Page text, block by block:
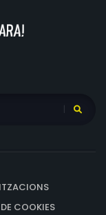
els animals i
i per
COOKIES